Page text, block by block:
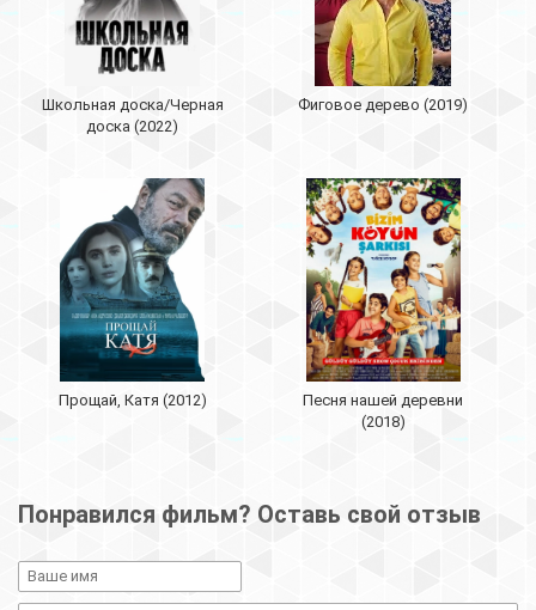
Школьная доска/Черная
доска (2022)
Фиговое дерево (2019)
Прощай, Катя (2012)
Песня нашей деревни
(2018)
Понравился фильм? Оставь свой отзыв